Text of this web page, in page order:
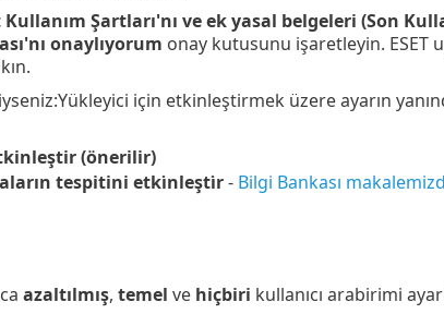
Şartları'nı ve ek yasal belgeleri (Son
onaylıyorum onay kutusunu işaretleyin. ESET
için etkinleştirmek üzere ayarın
(önerilir)
tespitini etki̇nleşti̇r- Bilgi Bankası
azaltılmış, temel ve hiçbiri kullanıcı arabirimi